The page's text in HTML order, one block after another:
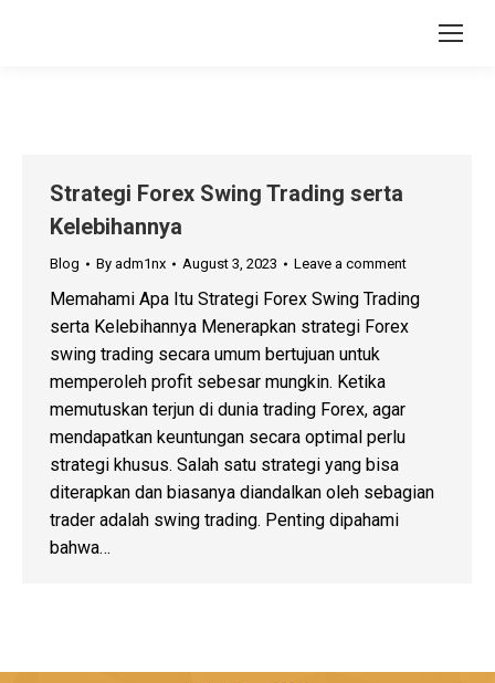
Strategi Forex Swing Trading serta
Kelebihannya
Blog By adm1nx August 3, 2023 Leave a comment
Memahami Apa Itu Strategi Forex Swing Trading
serta Kelebihannya Menerapkan strategi Forex
swing trading secara umum bertujuan untuk
memperoleh profit sebesar mungkin. Ketika
memutuskan terjun di dunia trading Forex, agar
mendapatkan keuntungan secara optimal perlu
strategi khusus. Salah satu strategi yang bisa
diterapkan dan biasanya diandalkan oleh sebagian
trader adalah swing trading. Penting dipahami
bahwa…